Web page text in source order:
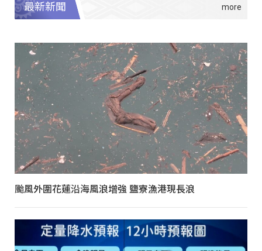
最新新聞
颱風外圍花蓮沿海風浪增強 鹽寮漁港現長浪